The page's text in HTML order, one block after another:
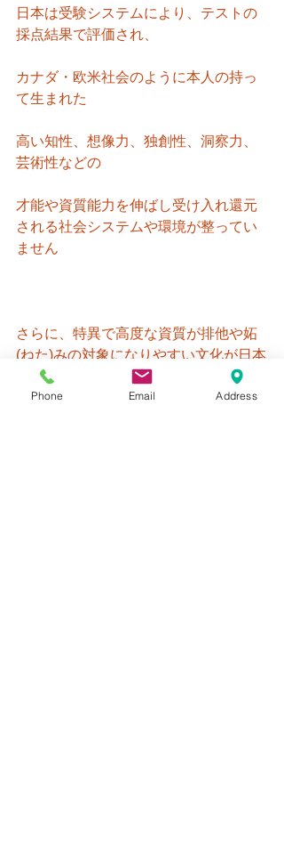
日本は受験システムにより、テストの
採点結果で評価され、
カナダ・欧米社会のように本人の持っ
て生まれた
高い知性、想像力、独創性、洞察力、
芸術性などの
才能や資質能力を伸ばし受け入れ還元
される社会システムや環境が整ってい
ません
さらに、特異で高度な資質が排他や妬
(ねた)みの対象になりやすい文化が日本
にはあります
Phone Email Address